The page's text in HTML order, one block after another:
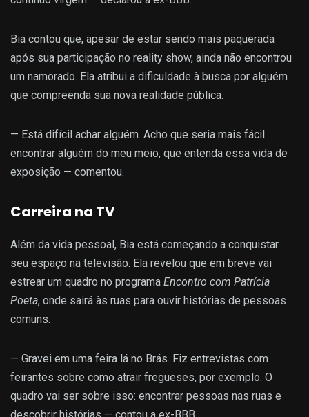
Bia contou que, apesar de estar sendo mais paquerada
após sua participação no reality show, ainda não encontrou
um namorado. Ela atribui a dificuldade à busca por alguém
que compreenda sua nova realidade pública.
— Está difícil achar alguém. Acho que seria mais fácil
encontrar alguém do meu meio, que entenda essa vida de
exposição — comentou.
Carreira na TV
Além da vida pessoal, Bia está começando a conquistar
seu espaço na televisão. Ela revelou que em breve vai
estrear um quadro no programa Encontro com Patrícia
Poeta, onde sairá às ruas para ouvir histórias de pessoas
comuns.
— Gravei em uma feira lá no Brás. Fiz entrevistas com
feirantes sobre como atrair fregueses, por exemplo. O
quadro vai ser sobre isso: encontrar pessoas nas ruas e